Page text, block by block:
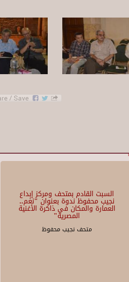
السبت القادم بمتحف ومركز إبداع
نجيب محفوظ ندوة بعنوان "نغم..
العمارة والمكان في ذاكرة الأغنية
المصرية"
متحف نجيب محفوظ